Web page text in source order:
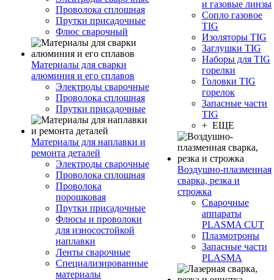
Проволока сплошная
Прутки присадочные
Флюс сварочный
Материалы для сварки
алюминия и его сплавов
Электроды сварочные
Проволока сплошная
Прутки присадочные
Материалы для наплавки и
ремонта деталей
Электроды сварочные
Проволока сплошная
Проволока
порошковая
Прутки присадочные
Флюсы и проволоки
для износостойкой
наплавки
Ленты сварочные
Специализированные
материалы
и газовые линзы
Сопло газовое
TIG
Изоляторы TIG
Заглушки TIG
Наборы для TIG
горелки
Головки TIG
горелок
Запасные части
TIG
+ ЕЩЕ
Воздушно-плазменная
сварка, резка и
строжка
Сварочные
аппараты
PLASMA CUT
Плазмотроны
Запасные части
PLASMA